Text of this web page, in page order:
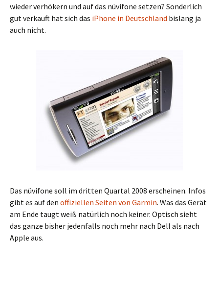
wieder verhökern und auf das nüvifone setzen? Sonderlich
gut verkauft hat sich das iPhone in Deutschland bislang ja
auch nicht.
Das nüvifone soll im dritten Quartal 2008 erscheinen. Infos
gibt es auf den offiziellen Seiten von Garmin. Was das Gerät
am Ende taugt weiß natürlich noch keiner. Optisch sieht
das ganze bisher jedenfalls noch mehr nach Dell als nach
Apple aus.